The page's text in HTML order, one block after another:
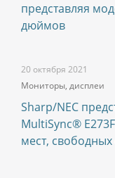
представляя
дюймов
20 октября 2021
Мониторы, дисплеи
Sharp/NEC
MultiSync®
мест,